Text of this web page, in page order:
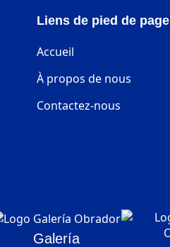
Liens de pied de page
Accueil
À propos de nous
Contactez-nous
Galería